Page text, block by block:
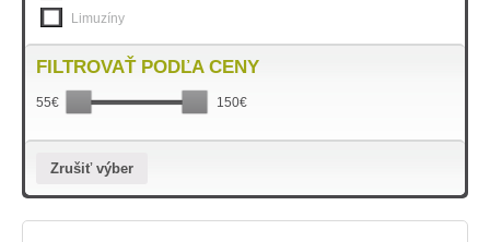
Limuzíny
FILTROVAŤ PODĽA CENY
55€ 150€
Zrušiť výber